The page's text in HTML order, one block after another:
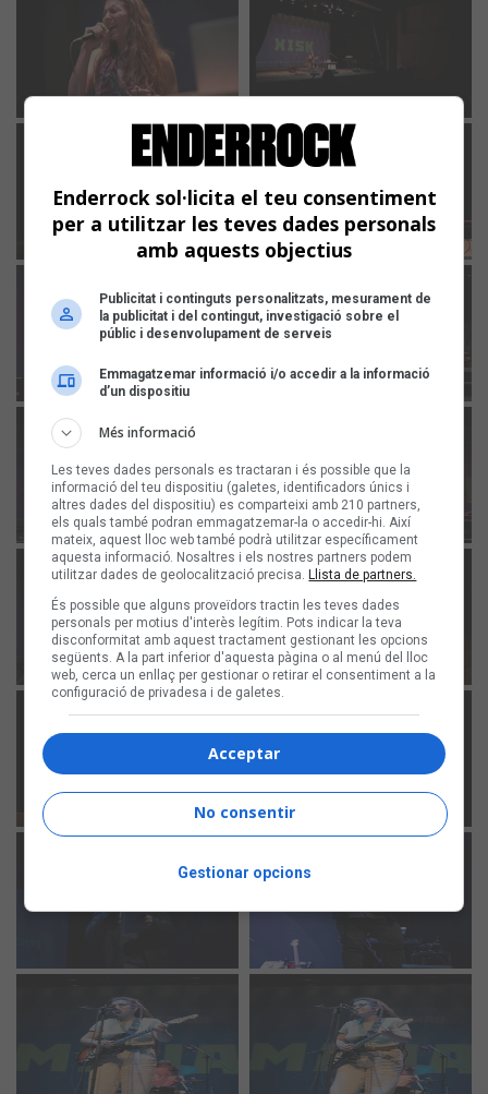
Enderrock sol·licita el teu consentiment
per a utilitzar les teves dades personals
amb aquests objectius
Publicitat i continguts personalitzats, mesurament de
la publicitat i del contingut, investigació sobre el
públic i desenvolupament de serveis
Emmagatzemar informació i/o accedir a la informació
d’un dispositiu
Més informació
Les teves dades personals es tractaran i és possible que la
informació del teu dispositiu (galetes, identificadors únics i
altres dades del dispositiu) es comparteixi amb 210 partners,
els quals també podran emmagatzemar-la o accedir-hi. Així
mateix, aquest lloc web també podrà utilitzar específicament
aquesta informació. Nosaltres i els nostres partners podem
utilitzar dades de geolocalització precisa. Llista de partners.
És possible que alguns proveïdors tractin les teves dades
personals per motius d'interès legítim. Pots indicar la teva
disconformitat amb aquest tractament gestionant les opcions
següents. A la part inferior d'aquesta pàgina o al menú del lloc
web, cerca un enllaç per gestionar o retirar el consentiment a la
configuració de privadesa i de galetes.
Acceptar
No consentir
Gestionar opcions